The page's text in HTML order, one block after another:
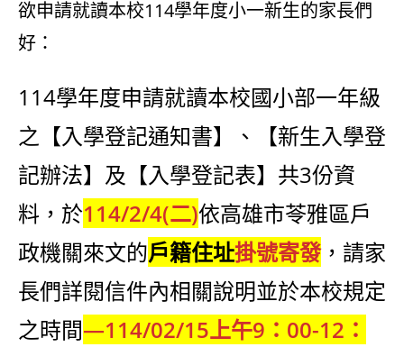
欲申請就讀本校114學年度小一新生的家長們
好：
114學年度申請就讀本校國小部一年級
之【入學登記通知書】、【新生入學登
記辦法】及【入學登記表】共3份資
料，於114/2/4(二)依高雄市苓雅區戶
政機關來文的戶籍住址掛號寄發，請家
長們詳閱信件內相關說明並於本校規定
之時間—114/02/15上午9：00-12：